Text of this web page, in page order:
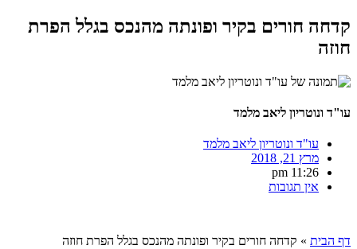
קדחה חורים בקיר ופונתה מהנכס בגלל הפרת
חוזה
עו"ד ונוטריון ליאב מלמד
עו"ד ונוטריון ליאב מלמד
מרץ 21, 2018
11:26 pm
אין תגובות
דף הבית » קדחה חורים בקיר ופונתה מהנכס בגלל הפרת חוזה